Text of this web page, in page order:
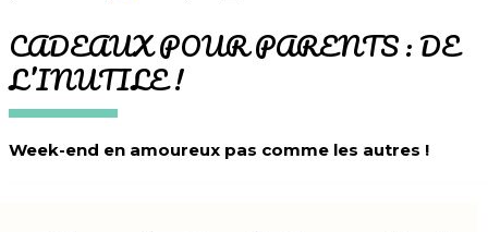
CADEAUX POUR PARENTS : DE
L’INUTILE !
Week-end en amoureux pas comme les autres !